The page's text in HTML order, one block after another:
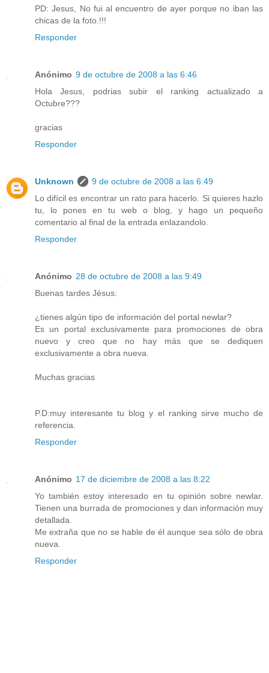
PD: Jesus, No fui al encuentro de ayer porque no iban las
chicas de la foto.!!!
Responder
Anónimo 9 de octubre de 2008 a las 6:46
Hola Jesus, podrias subir el ranking actualizado a
Octubre???
gracias
Responder
Unknown
9 de octubre de 2008 a las 6:49
Lo difícil es encontrar un rato para hacerlo. Si quieres hazlo
tu, lo pones en tu web o blog, y hago un pequeño
comentario al final de la entrada enlazandolo.
Responder
Anónimo 28 de octubre de 2008 a las 9:49
Buenas tardes Jésus:
¿tienes algún tipo de información del portal newlar?
Es un portal exclusivamente para promociones de obra
nuevo y creo que no hay más que se dediquen
exclusivamente a obra nueva.
Muchas gracias
P.D:muy interesante tu blog y el ranking sirve mucho de
referencia.
Responder
Anónimo 17 de diciembre de 2008 a las 8:22
Yo también estoy interesado en tu opinión sobre newlar.
Tienen una burrada de promociones y dan información muy
detallada.
Me extraña que no se hable de él aunque sea sólo de obra
nueva.
Responder